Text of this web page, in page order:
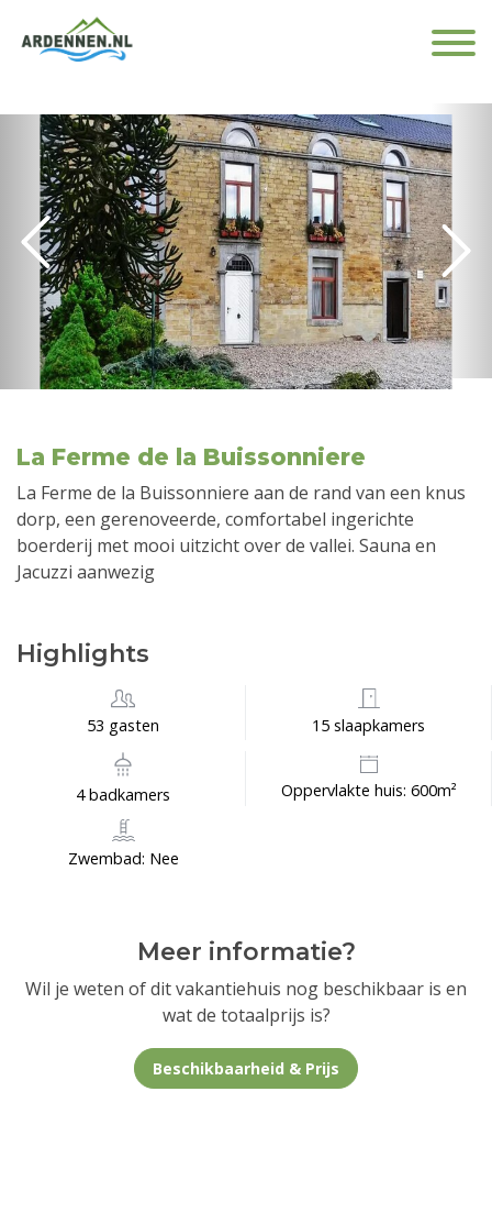
La Ferme de la Buissonniere
La Ferme de la Buissonniere aan de rand van een knus
dorp, een gerenoveerde, comfortabel ingerichte
boerderij met mooi uitzicht over de vallei. Sauna en
Jacuzzi aanwezig
Highlights
53 gasten 15 slaapkamers
4 badkamers Oppervlakte huis: 600m²
Zwembad: Nee
Meer informatie?
Wil je weten of dit vakantiehuis nog beschikbaar is en
wat de totaalprijs is?
Beschikbaarheid & Prijs